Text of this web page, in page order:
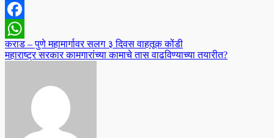
Facebook
WhatsApp
Post
navigation
कराड – पुणे महामार्गावर सलग ३ दिवस वाहतूक कोंडी
महाराष्ट्र सरकार कामगारांच्या कामाचे तास वाढविण्याच्या तयारीत?